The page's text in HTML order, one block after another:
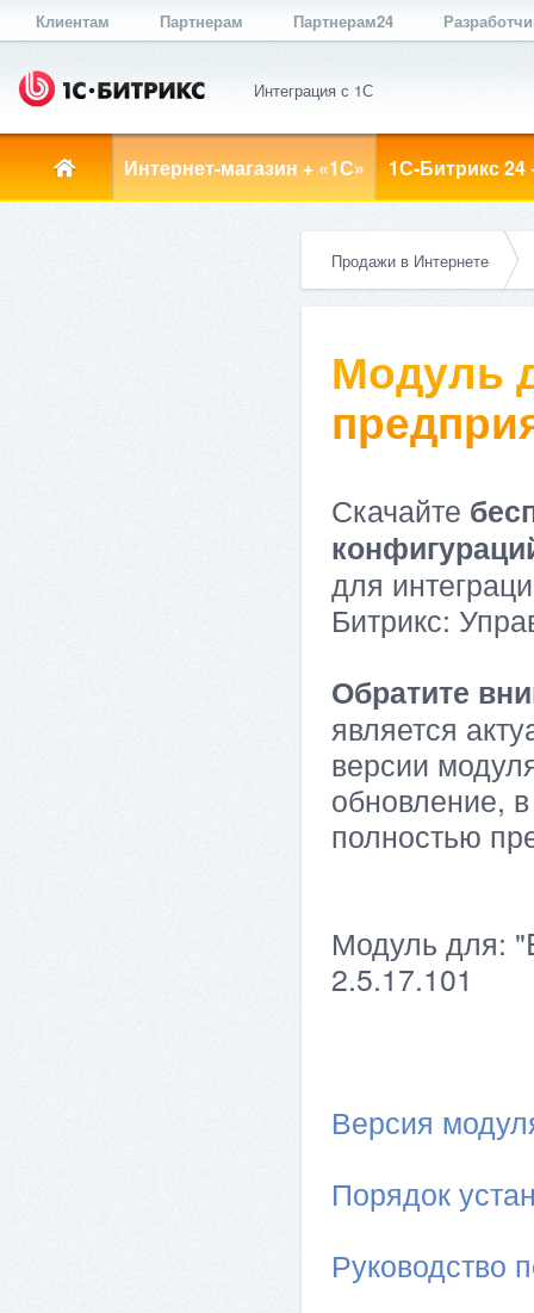
Клиентам Партнерам Партнерам24
Интеграция с 1С
Интернет-магазин + «1С» 1С-Битрикс 24
Продажи в Интернете
Модуль
Скачайте
для
Битрикс:
Обратите
является
версии
обновление,
полностью
Модуль для:
2.5.17.101
Версия
Порядок
Руководство